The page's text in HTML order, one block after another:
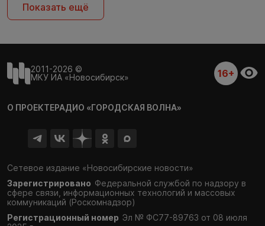
Показать ещё
2011-2026 ©
МКУ ИА «Новосибирск»
16+
О ПРОЕКТЕРАДИО «ГОРОДСКАЯ ВОЛНА»
Сетевое издание «Новосибирские новости»
Зарегистрировано Федеральной службой по надзору в
сфере связи, информационных технологий и массовых
коммуникаций (Роскомнадзор)
Регистрационный номер Эл № ФС77-89763 от 08 июля